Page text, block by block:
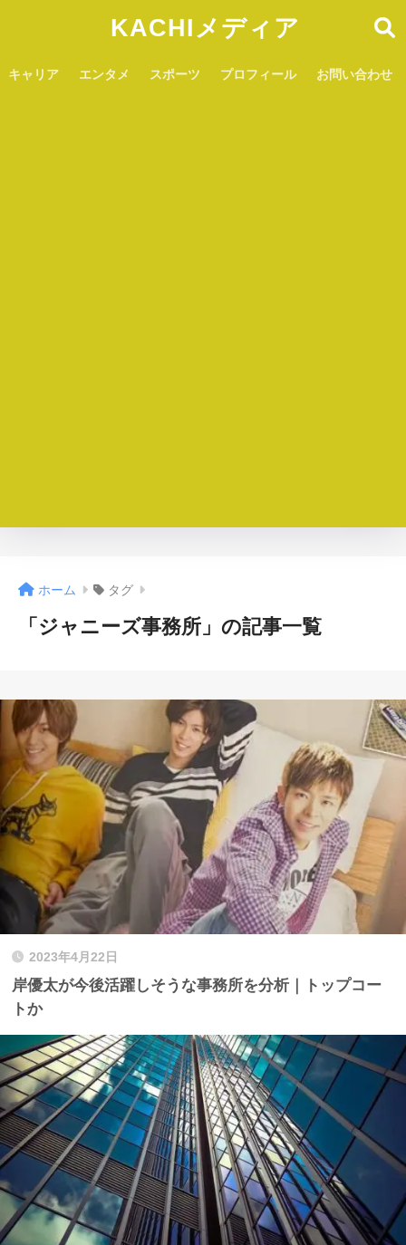
KACHIメディア
キャリア エンタメ スポーツ プロフィール お問い合わせ
ホーム タグ
「ジャニーズ事務所」の記事一覧
2023年4月22日
岸優太が今後活躍しそうな事務所を分析｜トップコー
トか